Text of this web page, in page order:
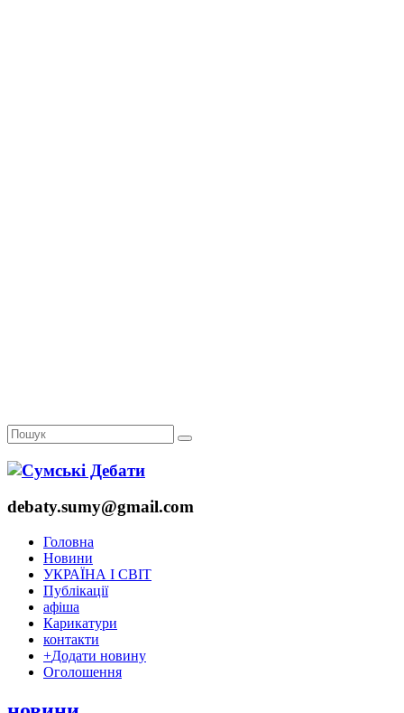
debaty.sumy@gmail.com
Головна
Новини
УКРАЇНА І СВІТ
Публікації
афіша
Карикатури
контакти
+Додати новину
Оголошення